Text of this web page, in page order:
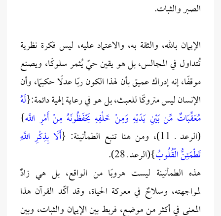
الصبر والثبات.
الإيمان بالله، والثقة به، والاعتماد عليه، ليس فكرة نظرية
تُتداول في المجالس، بل هو يقين حيّ يُثمر سلوكًا، ويصنع
موقفًا، إنه إدراك عميق بأن لهذا الكون ربًا عدلًا حكيمًا، وأن
الإنسان ليس متروكًا للعبث، بل هو في رعاية إلهية دائمة:{لَهُ
مُعَقِّبَاتٌ مِّن بَيْنِ يَدَيْهِ وَمِنْ خَلْفِهِ يَحْفَظُونَهُ مِنْ أَمْرِ اللَّه}
(الرعد ـ 11)، ومن هنا تنبع الطمأنينة: {
أَلَا بِذِكْرِ اللَّهِ
تَطْمَئِنُّ الْقُلُوبُ}(الرعد ـ 28).
هذه الطمأنينة ليست هروبًا من الواقع، بل هي زادٌ
لمواجهته، وسلاحٌ في معركة الحياة، وقد أكّد القرآن هذا
المعنى في أكثر من موضع، فربط بين الإيمان والثبات، وبين